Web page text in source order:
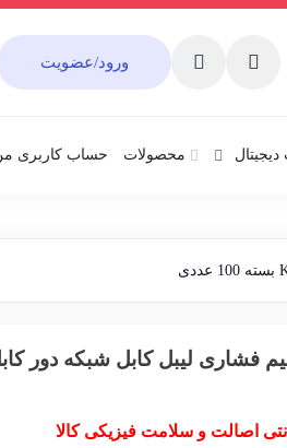
ورود/عضویت
محصولات حساب کاربری
فشاری لیبل کابل شبکه دور
اصالت و سلامت فیزیکی کالا